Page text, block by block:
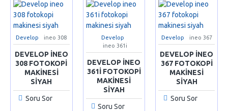
Develop ineo 308
DEVELOP INEO
308 FOTOKOPI
MAKINESI
SIYAH
Soru Sor
Develop
ineo 361i
DEVELOP INEO
361I FOTOKOPI
MAKINESI
SIYAH
Soru Sor
Develop ineo 367
DEVELOP INEO
367 FOTOKOPI
MAKINESI
SIYAH
Soru Sor